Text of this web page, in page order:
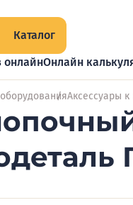
Каталог
онлайнОнлайн
Аксессуары к